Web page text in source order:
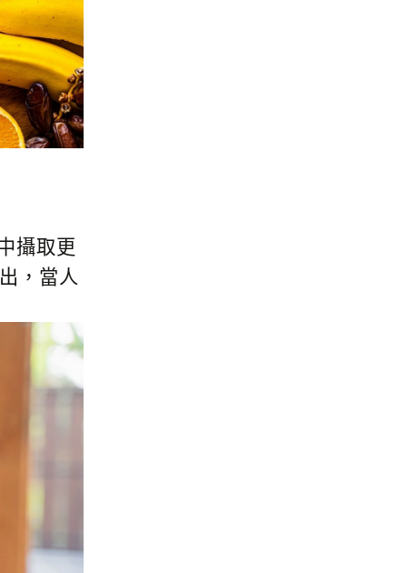
攝取更
，當人